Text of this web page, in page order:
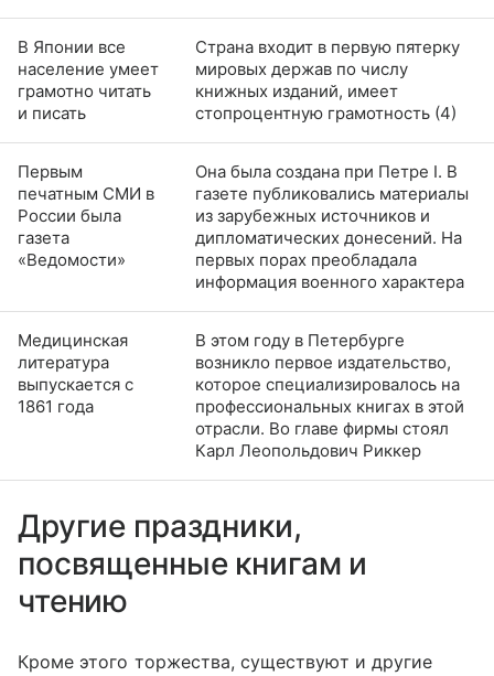
В Японии все
население умеет
грамотно читать
и писать
Страна входит в первую пятерку
мировых держав по числу
книжных изданий, имеет
стопроцентную грамотность (4)
Первым
печатным СМИ в
России была
газета
«Ведомости»
Она была создана при Петре I. В
газете публиковались материалы
из зарубежных источников и
дипломатических донесений. На
первых порах преобладала
информация военного характера
Медицинская
литература
выпускается с
1861 года
В этом году в Петербурге
возникло первое издательство,
которое специализировалось на
профессиональных книгах в этой
отрасли. Во главе фирмы стоял
Карл Леопольдович Риккер
Другие праздники,
посвященные книгам и
чтению
Кроме этого торжества, существуют и другие